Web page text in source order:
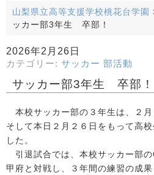
山梨県立高等支援学校桃花台学園
ッカー部3年生 卒部！
2026年2月26日
カテゴリー: サッカー 部活動
サッカー部3年生 卒部！
本校サッカー部の３年生は、２月
そして本日２月２６日をもって高
した。
引退試合では、本校サッカー部
甲府と対戦し、３年間の練習の成